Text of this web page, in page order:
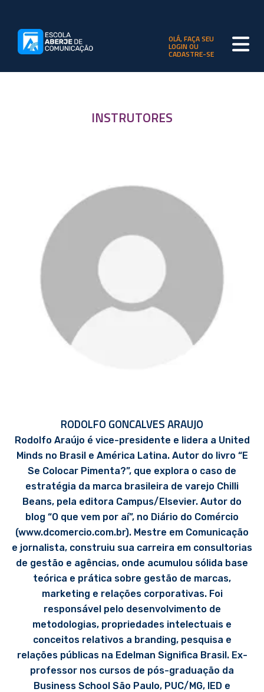
OLÁ, FAÇA SEU
LOGIN OU
CADASTRE-SE
INSTRUTORES
RODOLFO GONCALVES ARAUJO
Rodolfo Araújo é vice-presidente e lidera a United
Minds no Brasil e América Latina. Autor do livro “E
Se Colocar Pimenta?”, que explora o caso de
estratégia da marca brasileira de varejo Chilli
Beans, pela editora Campus/Elsevier. Autor do
blog “O que vem por aí”, no Diário do Comércio
(www.dcomercio.com.br). Mestre em Comunicação
e jornalista, construiu sua carreira em consultorias
de gestão e agências, onde acumulou sólida base
teórica e prática sobre gestão de marcas,
marketing e relações corporativas. Foi
responsável pelo desenvolvimento de
metodologias, propriedades intelectuais e
conceitos relativos a branding, pesquisa e
relações públicas na Edelman Significa Brasil. Ex-
professor nos cursos de pós-graduação da
Business School São Paulo, PUC/MG, IED e